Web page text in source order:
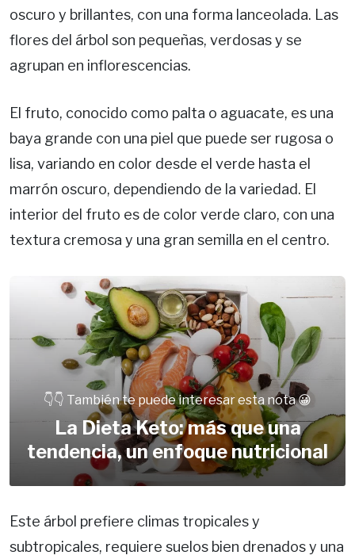
oscuro y brillantes, con una forma lanceolada. Las
flores del árbol son pequeñas, verdosas y se
agrupan en inflorescencias.
El fruto, conocido como palta o aguacate, es una
baya grande con una piel que puede ser rugosa o
lisa, variando en color desde el verde hasta el
marrón oscuro, dependiendo de la variedad. El
interior del fruto es de color verde claro, con una
textura cremosa y una gran semilla en el centro.
👇👇 También te puede interesar esta nota 😀
La Dieta Keto: más que una
tendencia, un enfoque nutricional
Este árbol prefiere climas tropicales y
subtropicales, requiere suelos bien drenados y una